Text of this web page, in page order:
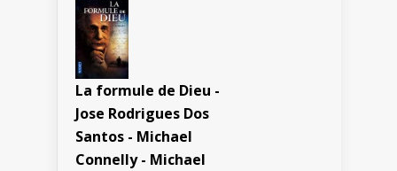
La formule de Dieu -
Jose Rodrigues Dos
Santos - Michael
Connelly - Michael